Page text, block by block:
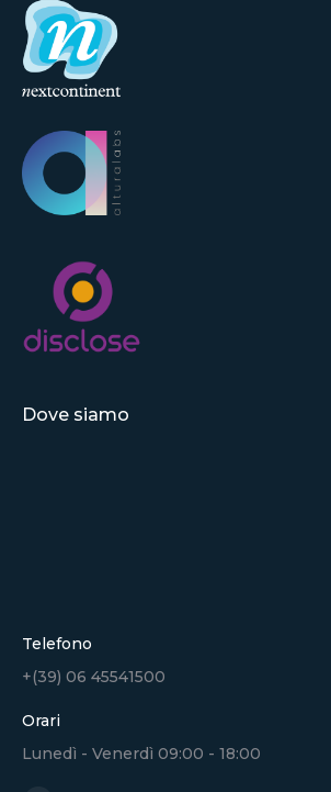
Dove siamo
Telefono
+(39) 06 45541500
Orari
Lunedì - Venerdì 09:00 - 18:00